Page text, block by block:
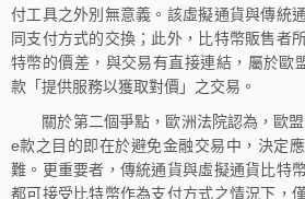
付工具之外別無意義。該虛擬通貨與傳統
同支付方式的交換；此外，比特幣販售者
特幣的價差，與交易有直接連結，屬於歐
款「提供服務以獲取對價」之交易。
關於第二個爭點，歐洲法院認為，歐盟
e款之目的即在於避免金融交易中，決定
難。更重要者，傳統通貨與虛擬通貨比特
都可接受比特幣作為支付方式之情況下，